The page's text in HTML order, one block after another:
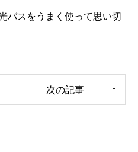
バスをうまく使って思い切
次の記事